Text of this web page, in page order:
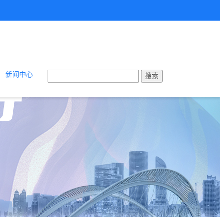
新闻中心 搜索